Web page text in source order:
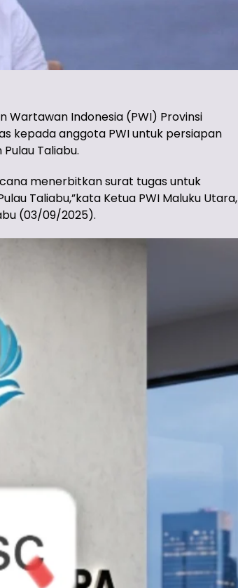
Wartawan Indonesia (PWI) Provinsi
kepada anggota PWI untuk persiapan
Taliabu.
menerbitkan surat tugas untuk
Taliabu,”kata Ketua PWI Maluku Utara,
(03/09/2025).